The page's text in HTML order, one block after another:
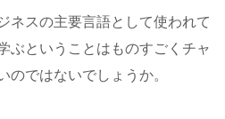
ネスの主要言語として使われて
ぶということはものすごくチャ
のではないでしょうか。